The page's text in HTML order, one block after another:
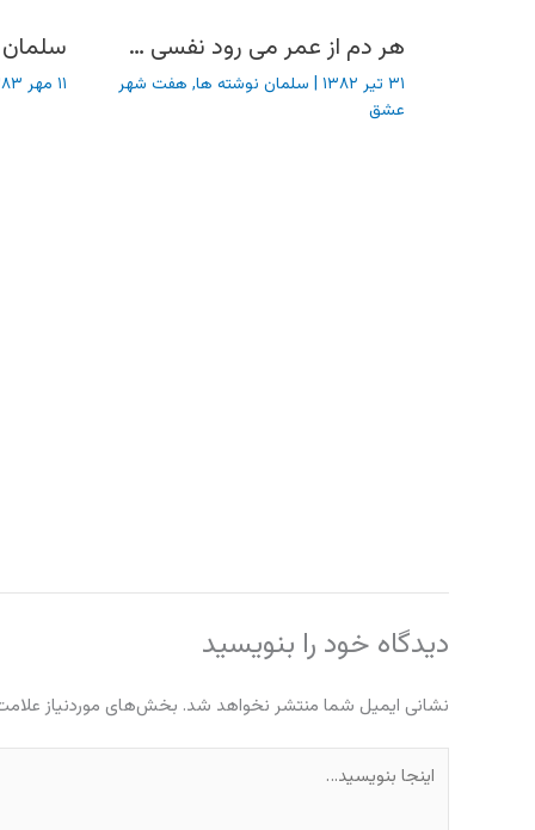
هر دم از عمر می رود نفسی …
۳۱ تیر ۱۳۸۲ | سلمان نوشته ها, هفت شهر
عشق
سلمان
۱۱ مهر ۱۳۸۳
دیدگاه‌ خود را بنویسید
نشانی ایمیل شما منتشر نخواهد شد. بخش‌های موردنیاز
بنویسید…